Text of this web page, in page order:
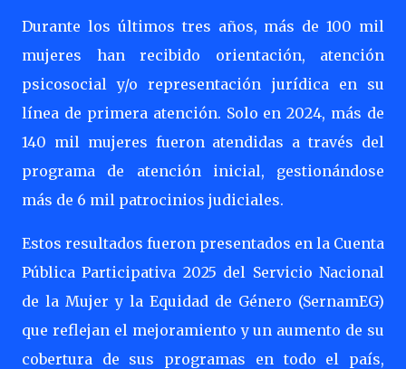
Durante los últimos tres años, más de 100 mil
mujeres han recibido orientación, atención
psicosocial y/o representación jurídica en su
línea de primera atención. Solo en 2024, más de
140 mil mujeres fueron atendidas a través del
programa de atención inicial, gestionándose
más de 6 mil patrocinios judiciales.
Estos resultados fueron presentados en la Cuenta
Pública Participativa 2025 del Servicio Nacional
de la Mujer y la Equidad de Género (SernamEG)
que reflejan el mejoramiento y un aumento de su
cobertura de sus programas en todo el país,